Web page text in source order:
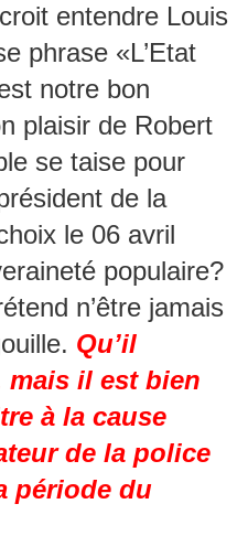
entendre Louis
phrase «L’Etat
notre bon
plaisir de Robert
se taise pour
de la
le 06 avril
populaire?
n’être jamais
Qu’il
il est bien
à la cause
de la police
période du